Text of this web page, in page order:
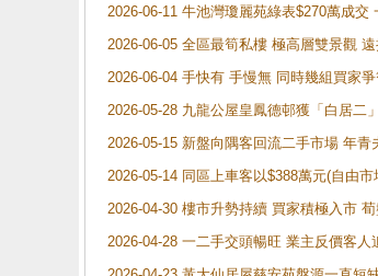
2026-06-11 牛池灣瓊麗苑綠表$270萬成
2026-06-05 全區最筍私樓 極高層雙景觀
2026-06-04 手快有 手慢無 同時幾組買家
2026-05-28 九龍公屋皇鳳德邨獲「白居二
2026-05-15 新盤向隅客回流二手市場 年
2026-05-14 同區上車客以$388萬元(自由
2026-04-30 樓市升勢持續 買家積極入市
2026-04-28 一二手交頭暢旺 業主反價客